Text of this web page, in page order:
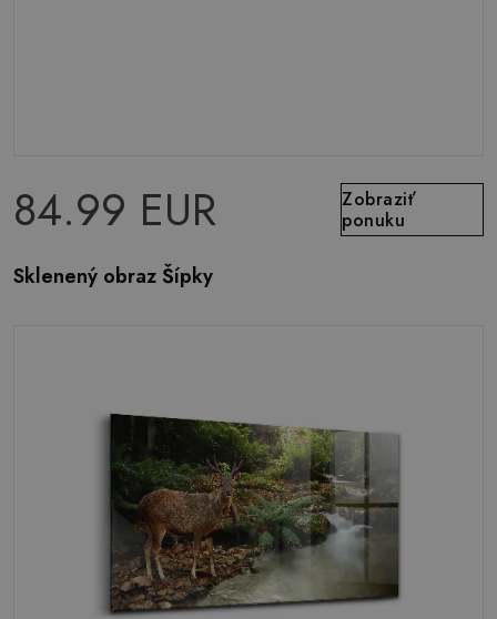
84.99 EUR
Zobraziť
ponuku
Sklenený obraz Šípky